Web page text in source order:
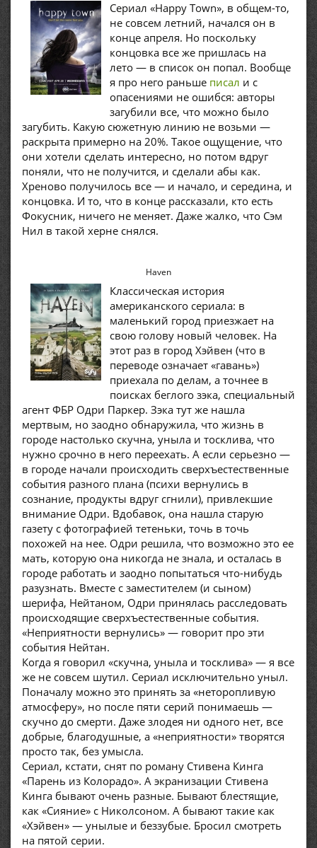
Сериал «Happy Town», в общем-то,
не совсем летний, начался он в
конце апреля. Но поскольку
концовка все же пришлась на
лето — в список он попал. Вообще
я про него раньше писал и с
опасениями не ошибся: авторы
загубили все, что можно было
загубить. Какую сюжетную линию не возьми —
раскрыта примерно на 20%. Такое ощущение, что
они хотели сделать интересно, но потом вдруг
поняли, что не получится, и сделали абы как.
Хреново получилось все — и начало, и середина, и
концовка. И то, что в конце рассказали, кто есть
Фокусник, ничего не меняет. Даже жалко, что Сэм
Нил в такой херне снялся.
Haven
Классическая история
американского сериала: в
маленький город приезжает на
свою голову новый человек. На
этот раз в город Хэйвен (что в
переводе означает «гавань»)
приехала по делам, а точнее в
поисках беглого зэка, специальный
агент ФБР Одри Паркер. Зэка тут же нашла
мертвым, но заодно обнаружила, что жизнь в
городе настолько скучна, уныла и тосклива, что
нужно срочно в него переехать. А если серьезно —
в городе начали происходить сверхъестественные
события разного плана (психи вернулись в
сознание, продукты вдруг сгнили), привлекшие
внимание Одри. Вдобавок, она нашла старую
газету с фотографией тетеньки, точь в точь
похожей на нее. Одри решила, что возможно это ее
мать, которую она никогда не знала, и осталась в
городе работать и заодно попытаться что-нибудь
разузнать. Вместе с заместителем (и сыном)
шерифа, Нейтаном, Одри принялась расследовать
происходящие сверхъестественные события.
«Неприятности вернулись» — говорит про эти
события Нейтан.
Когда я говорил «скучна, уныла и тосклива» — я все
же не совсем шутил. Сериал исключительно уныл.
Поначалу можно это принять за «неторопливую
атмосферу», но после пяти серий понимаешь —
скучно до смерти. Даже злодея ни одного нет, все
добрые, благодушные, а «неприятности» творятся
просто так, без умысла.
Сериал, кстати, снят по роману Стивена Кинга
«Парень из Колорадо». А экранизации Стивена
Кинга бывают очень разные. Бывают блестящие,
как «Сияние» с Николсоном. А бывают такие как
«Хэйвен» — унылые и беззубые. Бросил смотреть
на пятой серии.